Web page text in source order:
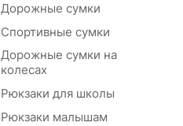
Дорожные сумки
Спортивные сумки
Дорожные сумки на
колесах
Рюкзаки для школы
Рюкзаки малышам